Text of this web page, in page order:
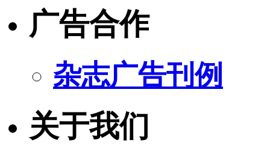
广告合作
杂志广告刊例
关于我们